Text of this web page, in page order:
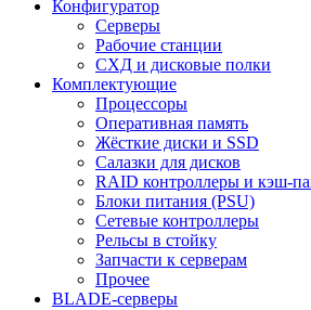
Конфигуратор
Серверы
Рабочие станции
СХД и дисковые полки
Комплектующие
Процессоры
Оперативная память
Жёсткие диски и SSD
Салазки для дисков
RAID контроллеры и кэш-
Блоки питания (PSU)
Сетевые контроллеры
Рельсы в стойку
Запчасти к серверам
Прочее
BLADE-серверы